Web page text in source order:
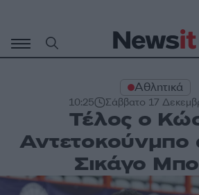
περιεχόμενο
Αθλητικά
10:25 Σάββατο 17
Τέλος ο
Αντετοκούνμπο
Σικάγο